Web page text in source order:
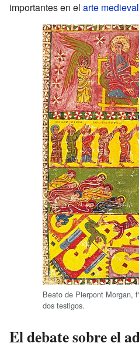
importantes en el arte medieval
Beato de Pierpont Morgan,
dos testigos.
El debate sobre el